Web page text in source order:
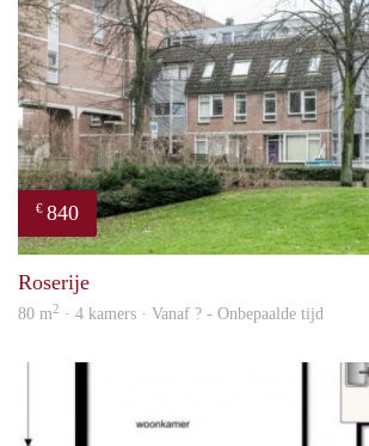
€ 840
Roserije
80 m2 · 4 kamers · Vanaf ? - Onbepaalde tijd